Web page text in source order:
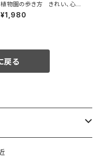
植物園の歩き方 きれい、心地
よい、愛おしい さまざまな「うつ
くしい」を求めて
¥1,980
戻る